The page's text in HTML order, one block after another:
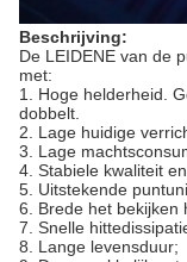
Beschrijving:
De LEIDENE van de
met:
1. Hoge helderheid.
dobbelt.
2. Lage huidige
3. Lage
4. Stabiele kwaliteit
5. Uitstekende
6. Brede het bekijken
7. Snelle
8. Lange levensduur;